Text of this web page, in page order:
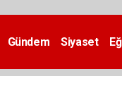
Gündem Siyaset